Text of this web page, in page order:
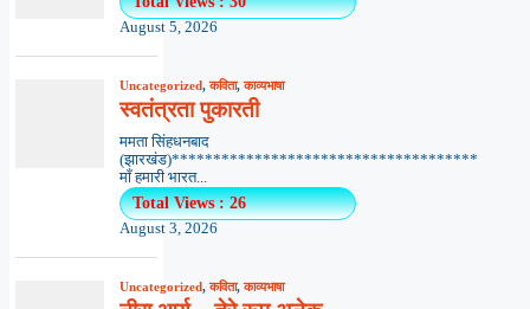
August 5, 2026
Uncategorized,कविता,काव्यभाषा
स्वतंत्रता पुकारती
ममता सिंहधनबाद
(झारखंड)*************************************
माँ हमारी भारत...
Total Views : 26
August 3, 2026
Uncategorized,कविता,काव्यभाषा